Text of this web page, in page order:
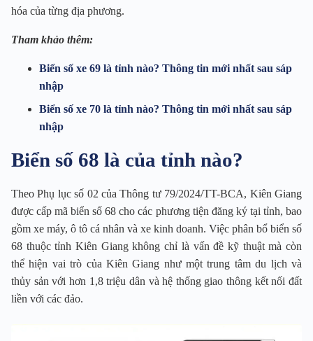
hóa của từng địa phương.
Tham khảo thêm:
Biển số xe 69 là tỉnh nào? Thông tin mới nhất sau sáp
nhập
Biển số xe 70 là tỉnh nào? Thông tin mới nhất sau sáp
nhập
Biển số 68 là của tỉnh nào?
Theo Phụ lục số 02 của Thông tư 79/2024/TT-BCA, Kiên Giang
được cấp mã biển số 68 cho các phương tiện đăng ký tại tỉnh, bao
gồm xe máy, ô tô cá nhân và xe kinh doanh. Việc phân bổ biển số
68 thuộc tỉnh Kiên Giang không chỉ là vấn đề kỹ thuật mà còn
thể hiện vai trò của Kiên Giang như một trung tâm du lịch và
thủy sản với hơn 1,8 triệu dân và hệ thống giao thông kết nối đất
liền với các đảo.